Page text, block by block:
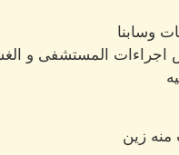
وسابنا
المستشفى و
زين